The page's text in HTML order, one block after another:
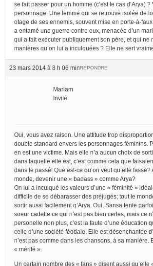
se fait passer pour un homme (c’est le cas d’Arya) ?
personnage. Une femme qui se retrouve isolée de
otage de ses ennemis, souvent mise en porte-à-
a entamé une guerre contre eux, menacée d’un
qui a fait exécuter publiquement son père, et qui ne
manières qu’on lui a inculquées ? Elle ne sert
23 mars 2014 à 8 h 06 minRÉPONDRE
Mariam
Invité
Oui, vous avez raison. Une attitude trop
double standard envers les personnages féminins.
en est une victime. Mais elle n’a aucun choix de
dans laquelle elle est, c’est comme cela que
dans le passé! Que est-ce qu’on veut qu’elle fasse?
monde, devenir une « badass » comme Arya?
On lui a inculqué les valeurs d’une « féminité »
difficile de se débarasser des préjugés; tout le
sortir aussi facilement q’Arya. Oui, Sansa tente
soeur cadette ce qui n’est pas bien certes, mais ce
personelle non plus, c’est la faute d’une éducation
celle d’une société féodale. Elle est désenchantée
n’est pas comme dans les chansons, à sa manière.
« mérité ».
Un certain nombre des « fans » disent aussi qu’elle